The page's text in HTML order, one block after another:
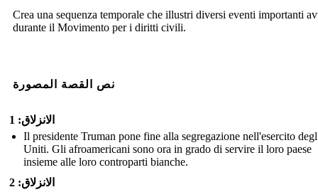
Crea una sequenza temporale che illustri diversi eventi importanti
durante il Movimento per i diritti civili.
نص القصة المصورة
الانزلاق: 1
Il presidente Truman pone fine alla segregazione nell'esercito
Uniti. Gli afroamericani sono ora in grado di servire il loro paese
insieme alle loro controparti bianche.
الانزلاق: 2